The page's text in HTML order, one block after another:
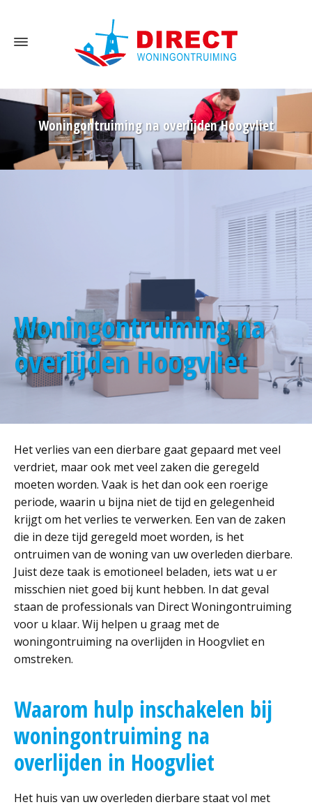
Woningontruiming na overlijden Hoogvliet
Woningontruiming na
overlijden Hoogvliet
Het verlies van een dierbare gaat gepaard met veel
verdriet, maar ook met veel zaken die geregeld
moeten worden. Vaak is het dan ook een roerige
periode, waarin u bijna niet de tijd en gelegenheid
krijgt om het verlies te verwerken. Een van de zaken
die in deze tijd geregeld moet worden, is het
ontruimen van de woning van uw overleden dierbare.
Juist deze taak is emotioneel beladen, iets wat u er
misschien niet goed bij kunt hebben. In dat geval
staan de professionals van Direct Woningontruiming
voor u klaar. Wij helpen u graag met de
woningontruiming na overlijden in Hoogvliet en
omstreken.
Waarom hulp inschakelen bij
woningontruiming na
overlijden in Hoogvliet
Het huis van uw overleden dierbare staat vol met